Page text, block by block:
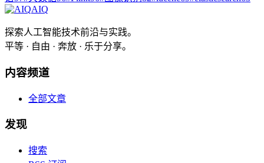
AIQ
探索人工智能技术前沿与实践。
平等 · 自由 · 奔放 · 乐于分享。
内容频道
全部文章
发现
搜索